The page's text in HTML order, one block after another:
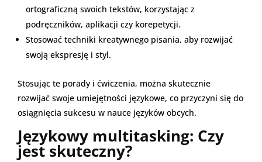
ortograficzną swoich tekstów, korzystając z
podręczników, aplikacji czy korepetycji.
Stosować techniki kreatywnego pisania, aby rozwijać
swoją ekspresję i styl.
Stosując te porady i ćwiczenia, można skutecznie
rozwijać swoje umiejętności językowe, co przyczyni się do
osiągnięcia sukcesu w nauce języków obcych.
Językowy multitasking: Czy
jest skuteczny?